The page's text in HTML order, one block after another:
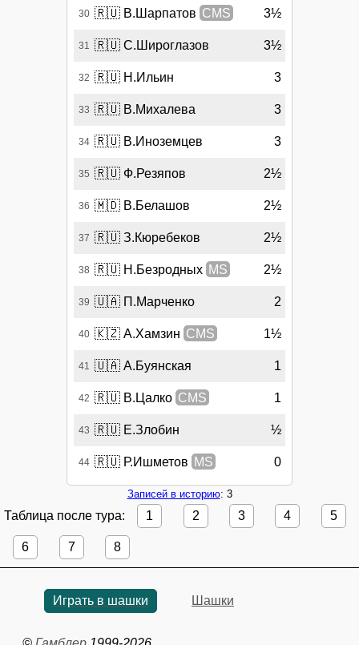
30 🇷🇺 В.Шарпатов CMS 3½
31 🇷🇺 С.Широглазов 3½
32 🇷🇺 Н.Ильин 3
33 🇷🇺 В.Михалева 3
34 🇷🇺 В.Иноземцев 3
35 🇷🇺 Ф.Резяпов 2½
36 🇲🇩 В.Белашов 2½
37 🇷🇺 З.Кюребеков 2½
38 🇷🇺 Н.Безродных MS 2½
39 🇺🇦 П.Марченко 2
40 🇰🇿 А.Хамзин CMS 1½
41 🇺🇦 А.Буянская 1
42 🇷🇺 В.Цалко CMS 1
43 🇷🇺 Е.Злобин ½
44 🇷🇺 Р.Ишметов MS 0
Записей в историю: 3
Таблица после тура: 1 2 3 4 5
6 7 8
Играть в шашки Шашки